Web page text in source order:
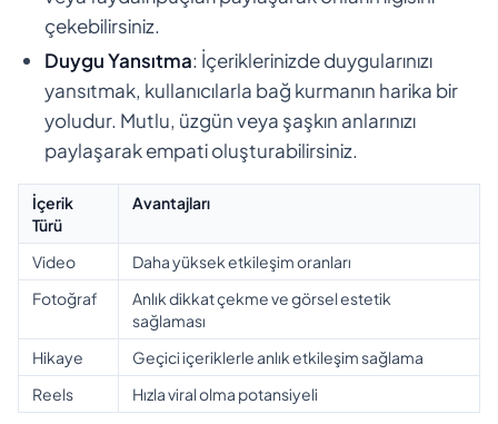
çekebilirsiniz.
Duygu Yansıtma: İçeriklerinizde duygularınızı
yansıtmak, kullanıcılarla bağ kurmanın harika bir
yoludur. Mutlu, üzgün veya şaşkın anlarınızı
paylaşarak empati oluşturabilirsiniz.
İçerik
Türü
Avantajları
Video
Daha yüksek etkileşim oranları
Fotoğraf
Anlık dikkat çekme ve görsel estetik
sağlaması
Hikaye
Geçici içeriklerle anlık etkileşim sağlama
Reels
Hızla viral olma potansiyeli